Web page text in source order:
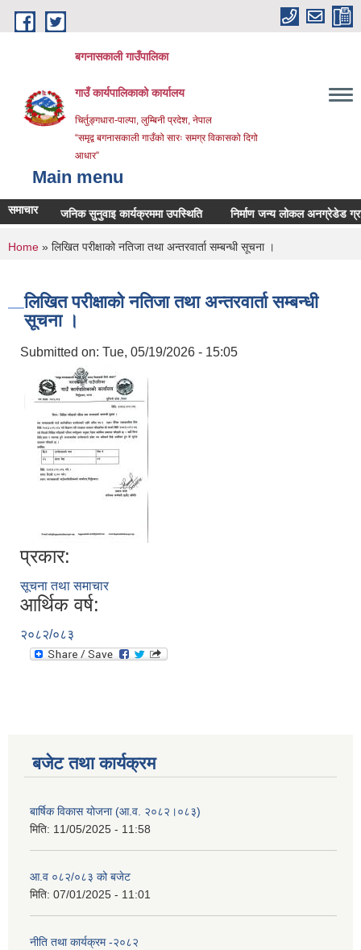
Skip to main content
बगनासकाली गाउँपालिका
गाउँ कार्यपालिकाको कार्यालय
चिर्तुङ्गधारा-पाल्पा, लुम्बिनी प्रदेश, नेपाल
“समृद्व बगनासकाली गाउँको सारः समग्र विकासको दिगो
आधार”
Main menu
समाचार
सार्वजनिक सुनुवाइ कार्यक्रममा उपस्थिति निर्माण जन्य लोकल अनग्रेडेड ग्राभेलको
You are here
Home » लिखित परीक्षाको नतिजा तथा अन्तरवार्ता सम्बन्धी सूचना ।
लिखित परीक्षाको नतिजा तथा अन्तरवार्ता सम्बन्धी
सूचना ।
Submitted on: Tue, 05/19/2026 - 15:05
प्रकार:
सूचना तथा समाचार
आर्थिक वर्ष:
२०८२/०८३
बजेट तथा कार्यक्रम
बार्षिक विकास योजना (आ.व. २०८२।०८३)
मिति: 11/05/2025 - 11:58
आ.व ०८२/०८३ को बजेट
मिति: 07/01/2025 - 11:01
नीति तथा कार्यक्रम -२०८२